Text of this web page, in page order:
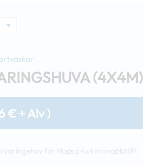
(4X4M)
€ + Alv )
för Nopsa 4x4m snabbtält.